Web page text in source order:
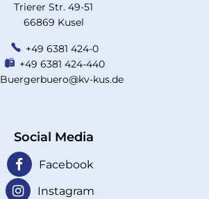
Trierer Str. 49-51
66869 Kusel
+49 6381 424-0
+49 6381 424-440
Buergerbuero@kv-kus.de
Social Media
Facebook
Instagram